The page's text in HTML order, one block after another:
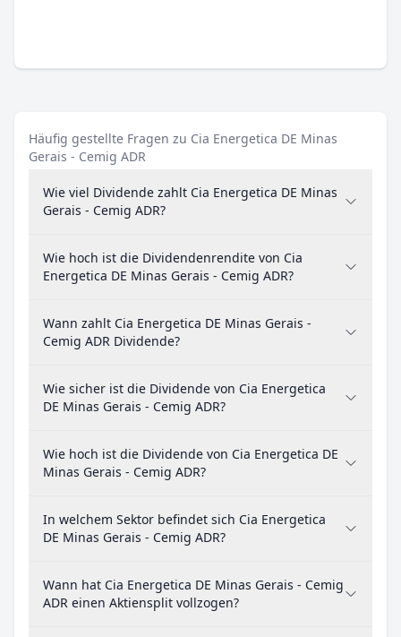
Häufig gestellte Fragen zu Cia Energetica DE Minas
Gerais - Cemig ADR
Wie viel Dividende zahlt Cia Energetica DE Minas
Gerais - Cemig ADR?
Wie hoch ist die Dividendenrendite von Cia
Energetica DE Minas Gerais - Cemig ADR?
Wann zahlt Cia Energetica DE Minas Gerais -
Cemig ADR Dividende?
Wie sicher ist die Dividende von Cia Energetica
DE Minas Gerais - Cemig ADR?
Wie hoch ist die Dividende von Cia Energetica DE
Minas Gerais - Cemig ADR?
In welchem Sektor befindet sich Cia Energetica
DE Minas Gerais - Cemig ADR?
Wann hat Cia Energetica DE Minas Gerais - Cemig
ADR einen Aktiensplit vollzogen?